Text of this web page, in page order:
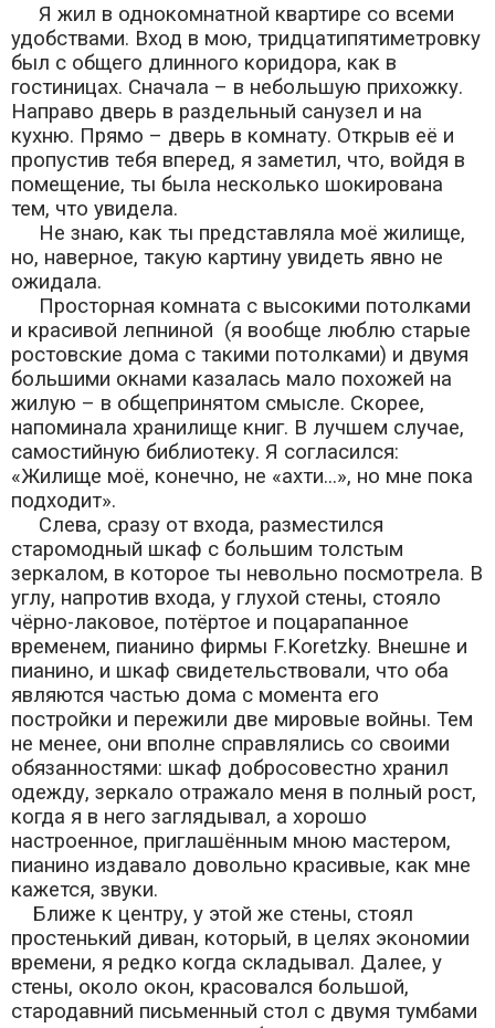
Я жил в однокомнатной квартире со всеми
удобствами. Вход в мою, тридцатипятиметровку
был с общего длинного коридора, как в
гостиницах. Сначала – в небольшую прихожку.
Направо дверь в раздельный санузел и на
кухню. Прямо – дверь в комнату. Открыв её и
пропустив тебя вперед, я заметил, что, войдя в
помещение, ты была несколько шокирована
тем, что увидела.
Не знаю, как ты представляла моё жилище,
но, наверное, такую картину увидеть явно не
ожидала.
Просторная комната с высокими потолками
и красивой лепниной (я вообще люблю старые
ростовские дома с такими потолками) и двумя
большими окнами казалась мало похожей на
жилую – в общепринятом смысле. Скорее,
напоминала хранилище книг. В лучшем случае,
самостийную библиотеку. Я согласился:
«Жилище моё, конечно, не «ахти...», но мне пока
подходит».
Слева, сразу от входа, разместился
старомодный шкаф с большим толстым
зеркалом, в которое ты невольно посмотрела. В
углу, напротив входа, у глухой стены, стояло
чёрно-лаковое, потёртое и поцарапанное
временем, пианино фирмы F.Koretzky. Внешне и
пианино, и шкаф свидетельствовали, что оба
являются частью дома с момента его
постройки и пережили две мировые войны. Тем
не менее, они вполне справлялись со своими
обязанностями: шкаф добросовестно хранил
одежду, зеркало отражало меня в полный рост,
когда я в него заглядывал, а хорошо
настроенное, приглашённым мною мастером,
пианино издавало довольно красивые, как мне
кажется, звуки.
Ближе к центру, у этой же стены, стоял
простенький диван, который, в целях экономии
времени, я редко когда складывал. Далее, у
стены, около окон, красовался большой,
стародавний письменный стол с двумя тумбами